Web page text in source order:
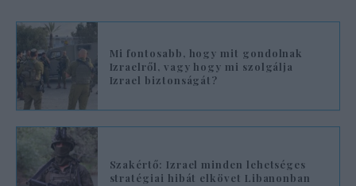
Mi fontosabb, hogy mit gondolnak
Izraelről, vagy hogy mi szolgálja
Izrael biztonságát?
Szakértő: Izrael minden lehetséges
stratégiai hibát elkövet Libanonban